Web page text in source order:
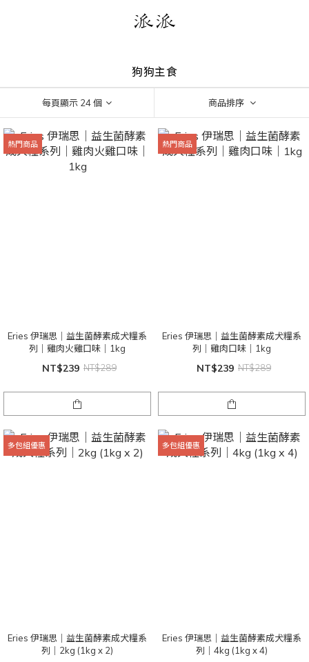
狗狗主食
每頁顯示 24 個 商品排序
熱門商品
Eries 伊瑞思｜益生菌酵素成犬糧系
列｜雞肉火雞口味｜1kg
NT$239 NT$289
熱門商品
Eries 伊瑞思｜益生菌酵素成犬糧系
列｜雞肉口味｜1kg
NT$239 NT$289
多包組優惠
Eries 伊瑞思｜益生菌酵素成犬糧系
列｜2kg (1kg x 2)
多包組優惠
Eries 伊瑞思｜益生菌酵素成犬糧系
列｜4kg (1kg x 4)